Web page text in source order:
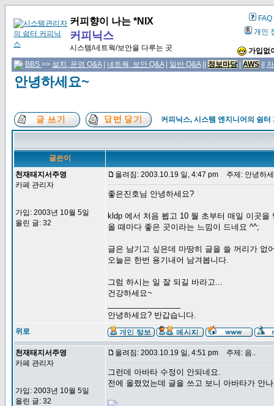
커피향이 나는 *NIX
커피닉스
시스템/네트웍/보안을 다루는 곳
FAQ
개인
가입없
BBS >> 설치, 운영 Q&A| 네트웍, 보안 Q&A| 일반 Q&A|| 정보마당| AWS
안녕하세요~
커피닉스, 시스템 엔지니어의 쉼터
글쓴이
천재태지서주영
카페 관리자
가입: 2003년 10월 5일
올린 글: 32
올려짐: 2003.10.19 일, 4:47 pm 주제: 안녕하
좋은진호님 안녕하세요?
kldp 에서 처음 뵙고 10 월 초부터 매일 이곳을
올 때마다 좋은 곳이라는 느낌이 드네요 ^^;
글은 남기고 싶은데 마땅히 글을 쓸 꺼리가 없
오늘은 한번 용기내어 남겨봅니다.
그럼 하시는 일 잘 되길 바라고...
건강하세요~
안녕하세요? 반갑습니다.
위로
천재태지서주영
카페 관리자
가입: 2003년 10월 5일
올린 글: 32
올려짐: 2003.10.19 일, 4:51 pm 주제: 음..
그런데 아바타 수정이 안되네요.
전에 올렸었는데 글을 쓰고 보니 아바타가 안